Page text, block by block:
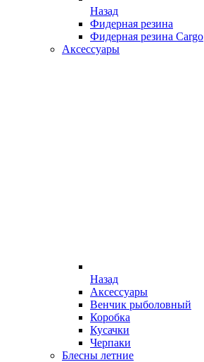
Назад
Фидерная резина
Фидерная резина Cargo
Аксессуары
Назад
Аксессуары
Венчик рыболовный
Коробка
Кусачки
Черпаки
Блесны летние